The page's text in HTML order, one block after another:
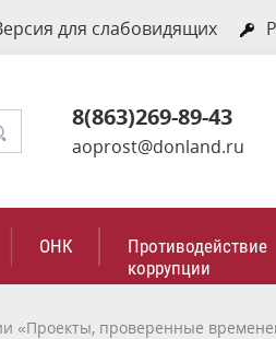
для слабовидящих
8(863)269-89-43
aoprost@donland.ru
ОНК
Противодействие
коррупции
«Проекты, проверенные